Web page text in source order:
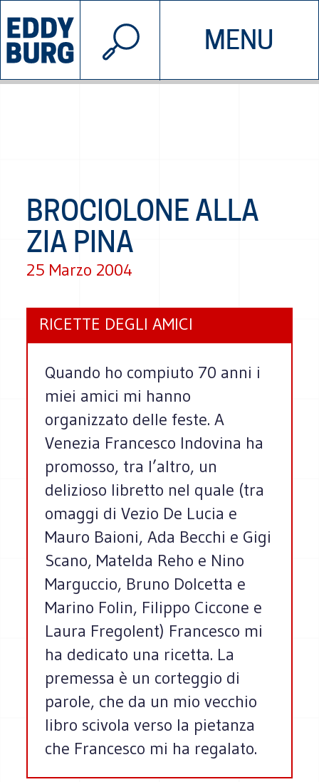
MENU
INIZIATIVE CHI SIAMO
© 2026 EDDYBURG
BROCIOLONE ALLA
ZIA PINA
25 Marzo 2004
RICETTE DEGLI AMICI
Quando ho compiuto 70 anni i
miei amici mi hanno
organizzato delle feste. A
Venezia Francesco Indovina ha
promosso, tra l’altro, un
delizioso libretto nel quale (tra
omaggi di Vezio De Lucia e
Mauro Baioni, Ada Becchi e Gigi
Scano, Matelda Reho e Nino
Marguccio, Bruno Dolcetta e
Marino Folin, Filippo Ciccone e
Laura Fregolent) Francesco mi
ha dedicato una ricetta. La
premessa è un corteggio di
parole, che da un mio vecchio
libro scivola verso la pietanza
che Francesco mi ha regalato.